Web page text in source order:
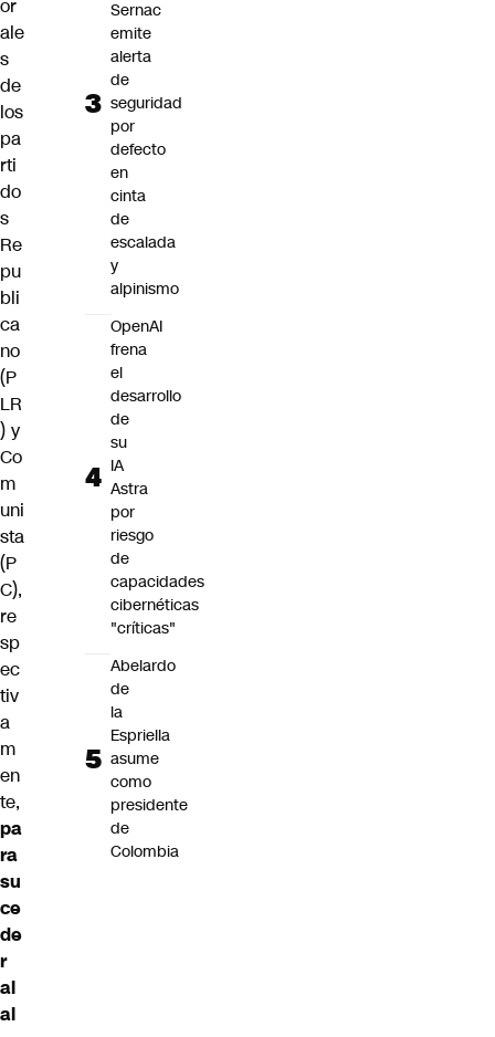
or
ale
s
de
los
pa
rti
do
s
Re
pu
bli
ca
no
(P
LR
) y
Co
m
uni
sta
(P
C),
re
sp
ec
tiv
a
m
en
te,
pa
ra
su
ce
de
r
al
al
Sernac
emite
alerta
de
seguridad
por
defecto
en
cinta
de
escalada
y
alpinismo
OpenAI
frena
el
desarrollo
de
su
IA
Astra
por
riesgo
de
capacidades
cibernéticas
"críticas"
Abelardo
de
la
Espriella
asume
como
presidente
de
Colombia